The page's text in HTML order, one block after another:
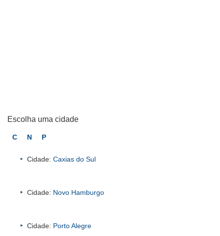
Escolha uma cidade
C N P
Cidade: Caxias do Sul
Cidade: Novo Hamburgo
Cidade: Porto Alegre